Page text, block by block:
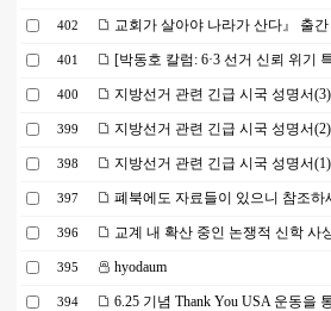
402 교회가 살아야 나라가 산다』 출
401 [박동호 칼럼: 6·3 선거 신뢰 위기
400 지방선거 관련 긴급 시국 성명서(3)
399 지방선거 관련 긴급 시국 성명서(2)
398 지방선거 관련 긴급 시국 성명서(1)
397 폐북에도 자료들이 있으니 참조하
396 교계 내 확산 중인 논쟁적 신학 사
395 hyodaum
394 6.25 기념 Thank You USA 운동을